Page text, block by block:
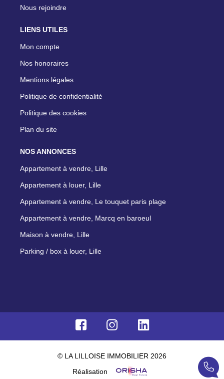
Nous rejoindre
LIENS UTILES
Mon compte
Nos honoraires
Mentions légales
Politique de confidentialité
Politique des cookies
Plan du site
NOS ANNONCES
Appartement à vendre, Lille
Appartement à louer, Lille
Appartement à vendre, Le touquet paris plage
Appartement à vendre, Marcq en baroeul
Maison à vendre, Lille
Parking / box à louer, Lille
© LA LILLOISE IMMOBILIER 2026
Réalisation